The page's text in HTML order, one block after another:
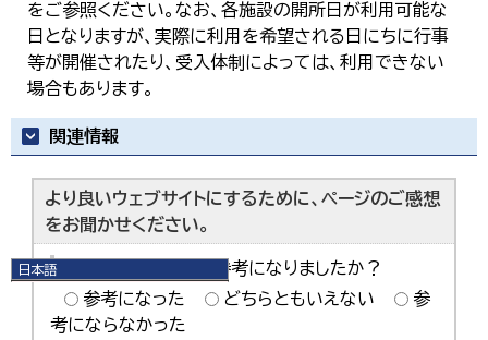
日本語
한국어
をご参照ください。なお、各施設の開所日が利用可能な
日となりますが、実際に利用を希望される日にちに行事
等が開催されたり、受入体制によっては、利用できない
場合もあります。
関連情報
より良いウェブサイトにするために、ページのご感想
をお聞かせください。
このページの内容は参考になりましたか？
参考になった
どちらともいえない
参
考にならなかった